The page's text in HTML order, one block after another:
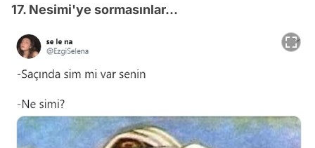
17. Nesimi'ye sormasınlar...